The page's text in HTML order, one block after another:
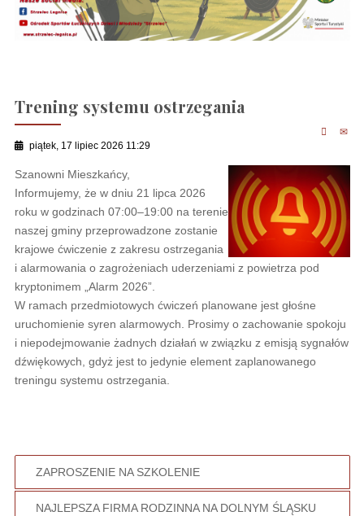
Trening systemu ostrzegania
piątek, 17 lipiec 2026 11:29
Szanowni Mieszkańcy,
Informujemy, że w dniu 21 lipca 2026
roku w godzinach 07:00–19:00 na terenie
naszej gminy przeprowadzone zostanie
krajowe ćwiczenie z zakresu ostrzegania
i alarmowania o zagrożeniach uderzeniami z powietrza pod
kryptonimem „Alarm 2026”. ​
W ramach przedmiotowych ćwiczeń planowane jest głośne
uruchomienie syren alarmowych. Prosimy o zachowanie spokoju
i niepodejmowanie żadnych działań w związku z emisją sygnałów
dźwiękowych, gdyż jest to jedynie element zaplanowanego
treningu systemu ostrzegania.
ZAPROSZENIE NA SZKOLENIE
NAJLEPSZA FIRMA RODZINNA NA DOLNYM ŚLĄSKU